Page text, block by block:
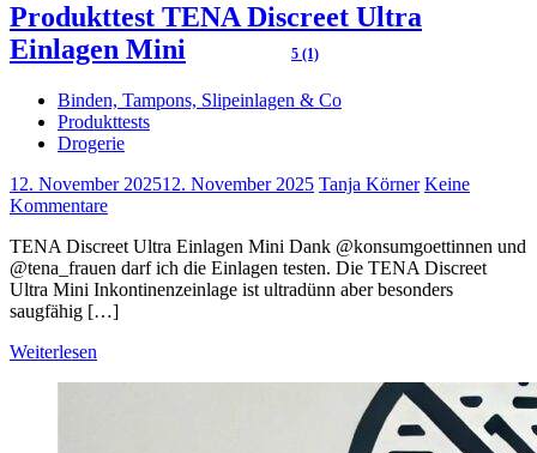
Produkttest TENA Discreet Ultra
Einlagen Mini
5 (1)
Binden, Tampons, Slipeinlagen & Co
Produkttests
Drogerie
12. November 202512. November 2025 Tanja Körner Keine
Kommentare
TENA Discreet Ultra Einlagen Mini Dank @konsumgoettinnen und
@tena_frauen darf ich die Einlagen testen. Die TENA Discreet
Ultra Mini Inkontinenzeinlage ist ultradünn aber besonders
saugfähig […]
Weiterlesen